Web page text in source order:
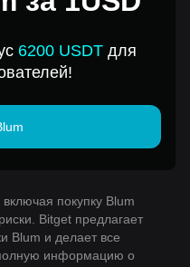
6200 USDTдля
покупку Blum
Bitget предлагает
Blum и делает все
информацию о